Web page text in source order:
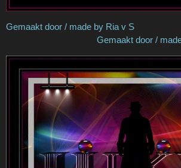
Gemaakt door / made
Gemaakt door / made by